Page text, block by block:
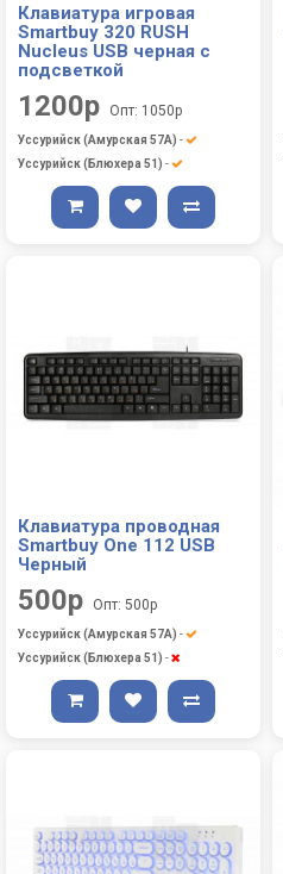
Клавиатура игровая
Smartbuy 320 RUSH
Nucleus USB черная с
подсветкой
1200р Опт: 1050р
Уссурийск (Амурская 57А) -
Уссурийск (Блюхера 51) -
Клавиатура проводная
Smartbuy One 112 USB
Черный
500р Опт: 500р
Уссурийск (Амурская 57А) -
Уссурийск (Блюхера 51) -